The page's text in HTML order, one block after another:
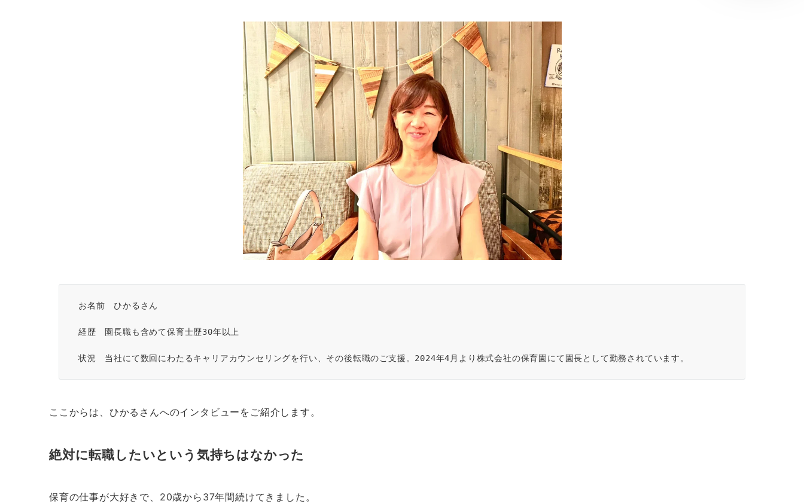
お名前　ひかるさん
経歴　園長職も含めて保育士歴30年以上
状況　当社にて数回にわたるキャリアカウンセリングを行い、その後転職のご支援。2024年4月より株式会社の保育園にて園長として勤務されています。
ここからは、ひかるさんへのインタビューをご紹介します。
絶対に転職したいという気持ちはなかった
保育の仕事が大好きで、20歳から37年間続けてきました。